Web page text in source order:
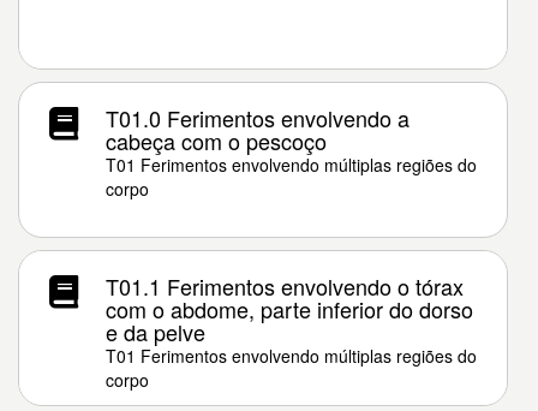
T01.0 Ferimentos envolvendo a
cabeça com o pescoço
T01 Ferimentos envolvendo múltiplas regiões do
corpo
T01.1 Ferimentos envolvendo o tórax
com o abdome, parte inferior do dorso
e da pelve
T01 Ferimentos envolvendo múltiplas regiões do
corpo